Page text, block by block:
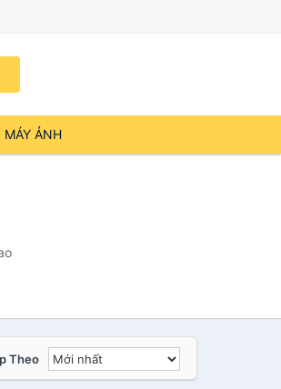
MÁY ẢNH
Theo